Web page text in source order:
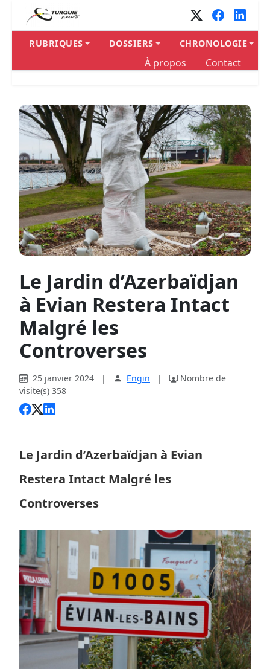
RUBRIQUES DOSSIERS CHRONOLOGIE
À propos Contact
Le Jardin d’Azerbaïdjan
à Evian Restera Intact
Malgré les
Controverses
25 janvier 2024 | Engin |
Nombre de
visite(s) 358
Le Jardin d’Azerbaïdjan à Evian
Restera Intact Malgré les
Controverses